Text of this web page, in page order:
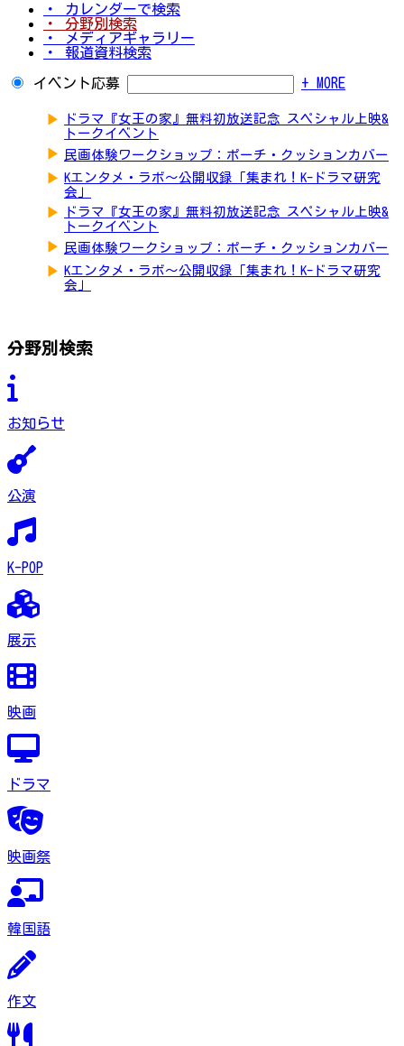
・ カレンダーで検索
・ 分野別検索
・ メディアギャラリー
・ 報道資料検索
イベント応募 + MORE
▶
ドラマ『女王の家』無料初放送記念 スペシャル上映&
トークイベント
▶ 民画体験ワークショップ：ポーチ・クッションカバー
▶ Kエンタメ・ラボ～公開収録「集まれ！K-ドラマ研究
会」
▶
ドラマ『女王の家』無料初放送記念 スペシャル上映&
トークイベント
▶ 民画体験ワークショップ：ポーチ・クッションカバー
▶ Kエンタメ・ラボ～公開収録「集まれ！K-ドラマ研究
会」
分野別検索
お知らせ
公演
K-POP
展示
映画
ドラマ
映画祭
韓国語
作文